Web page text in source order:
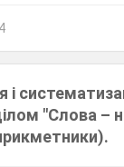
і
"Слова –